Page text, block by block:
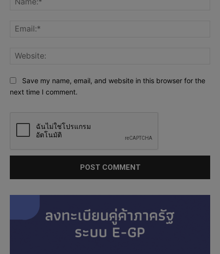
Save my name, email, and website in this browser for the
next time I comment.